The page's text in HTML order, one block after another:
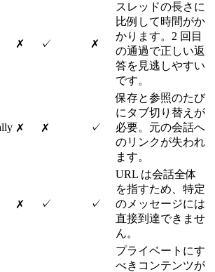
✗ ✓ ✗
スレッドの長さに
比例して時間がか
かります。2 回目
の通過で正しい返
答を見逃しやすい
です。
✗ ✗ ✓
保存と参照のたび
にタブ切り替えが
必要。元の会話へ
のリンクが失われ
ます。
✗ ✓ ✓
URL は会話全体
を指すため、特定
のメッセージには
直接到達できませ
ん。
プライベートにす
べきコンテンツが